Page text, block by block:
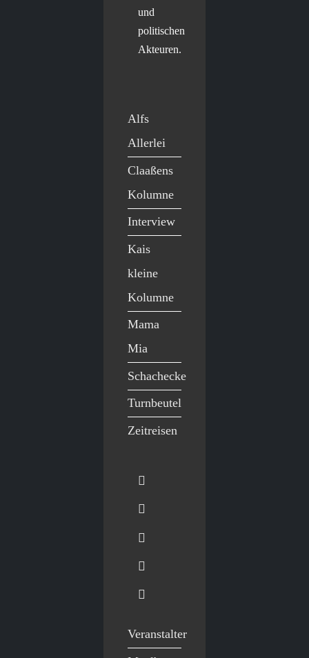
und
politischen
Akteuren.
Alfs
Allerlei
Claaßens
Kolumne
Interview
Kais
kleine
Kolumne
Mama
Mia
Schachecke
Turnbeutel
Zeitreisen
Veranstalter